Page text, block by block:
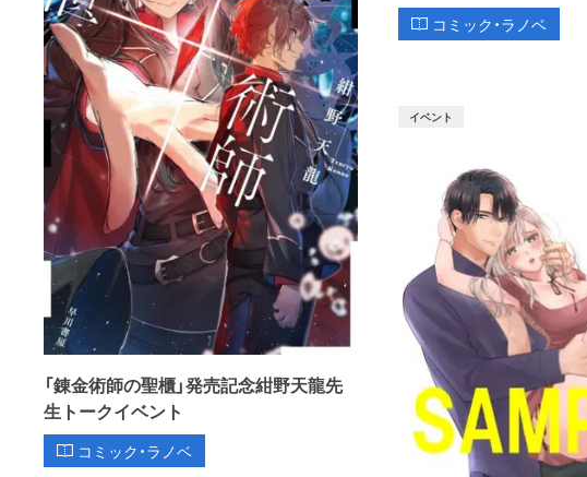
コミック・ラノベ
「錬金術師の聖櫃」発売記念紺野天龍先
生トークイベント
コミック・ラノベ
イベント